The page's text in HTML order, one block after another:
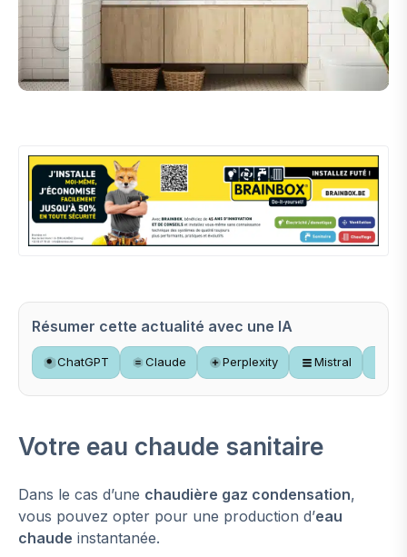
Résumer cette actualité avec une IA
ChatGPT Claude Perplexity Mistral
Votre eau chaude sanitaire
Dans le cas d’une chaudière gaz condensation,
vous pouvez opter pour une production d’eau
chaude instantanée.